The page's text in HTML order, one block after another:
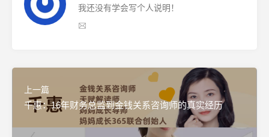
我还没有学会写个人说明！
上一篇
千惠：16年财务总监到金钱关系咨询师的真实经历